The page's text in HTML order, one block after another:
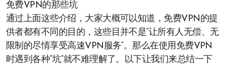
免费VPN的那些坑
通过上面这些介绍，大家大概可以知道，免费VPN的提
供者都有不同的目的，这些目并不是“让所有人无偿、无
限制的尽情享受高速VPN服务”。那么在使用免费VPN
时遇到各种“坑”就不难理解了。以下让我们来总结一下